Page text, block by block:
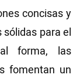
concisas y
para el
forma, las
fomentan un